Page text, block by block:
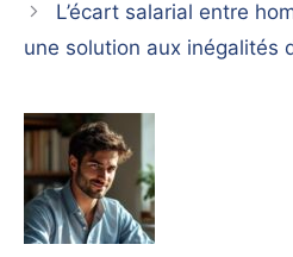
L’écart salarial entre
une solution aux inégalités